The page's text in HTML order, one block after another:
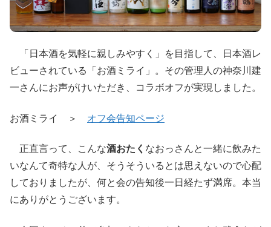
「日本酒を気軽に親しみやすく」を目指して、日本酒レ
ビューされている「お酒ミライ」。その管理人の神奈川建
一さんにお声がけいただき、コラボオフが実現しました。
お酒ミライ ＞ オフ会告知ページ
正直言って、こんな酒おたく なおっさんと一緒に飲みた
いなんて奇特な人が、そうそういるとは思えないので心配
しておりましたが、何と会の告知後一日経たず満席。本当
にありがとうございます。